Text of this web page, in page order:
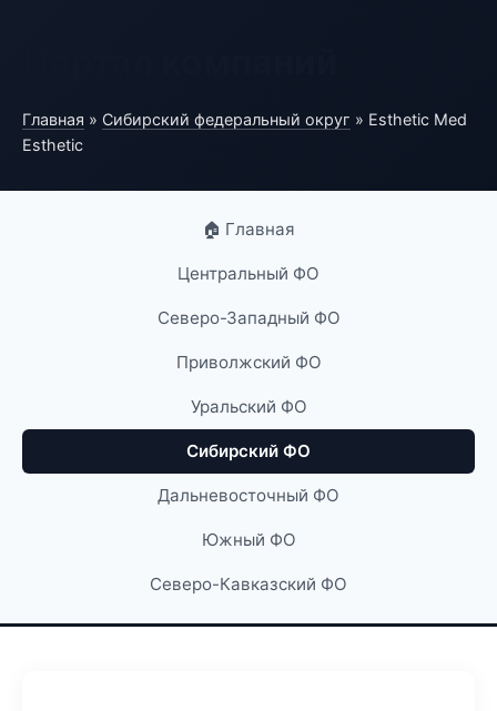
Главная » Сибирский федеральный округ » Esthetic Med
Esthetic
🏠 Главная
Центральный ФО
Северо-Западный ФО
Приволжский ФО
Уральский ФО
Сибирский ФО
Дальневосточный ФО
Южный ФО
Северо-Кавказский ФО